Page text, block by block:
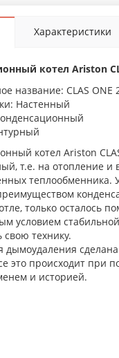
Характеристики
котел Ariston
название: CLAS ONE
Настенный
котел Ariston
т.е. на отопление и
теплообменника.
только осталось
условием
свою технику.
дымоудаления
это происходит при
и историей.